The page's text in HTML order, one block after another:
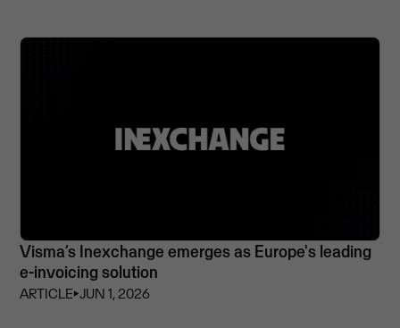
Visma’s Inexchange emerges as Europe's leading
e-invoicing solution
ARTICLE⏵JUN 1, 2026